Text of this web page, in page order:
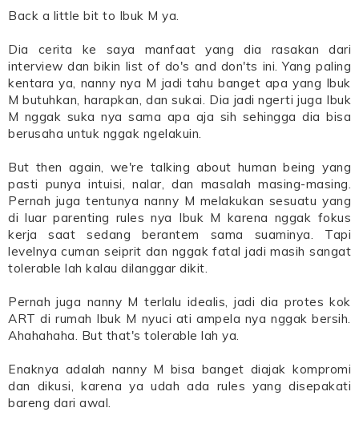
Back a little bit to Ibuk M ya.
Dia cerita ke saya manfaat yang dia rasakan dari
interview dan bikin list of do's and don'ts ini. Yang paling
kentara ya, nanny nya M jadi tahu banget apa yang Ibuk
M butuhkan, harapkan, dan sukai. Dia jadi ngerti juga Ibuk
M nggak suka nya sama apa aja sih sehingga dia bisa
berusaha untuk nggak ngelakuin.
But then again, we're talking about human being yang
pasti punya intuisi, nalar, dan masalah masing-masing.
Pernah juga tentunya nanny M melakukan sesuatu yang
di luar parenting rules nya Ibuk M karena nggak fokus
kerja saat sedang berantem sama suaminya. Tapi
levelnya cuman seiprit dan nggak fatal jadi masih sangat
tolerable lah kalau dilanggar dikit.
Pernah juga nanny M terlalu idealis, jadi dia protes kok
ART di rumah Ibuk M nyuci ati ampela nya nggak bersih.
Ahahahaha. But that's tolerable lah ya.
Enaknya adalah nanny M bisa banget diajak kompromi
dan dikusi, karena ya udah ada rules yang disepakati
bareng dari awal.